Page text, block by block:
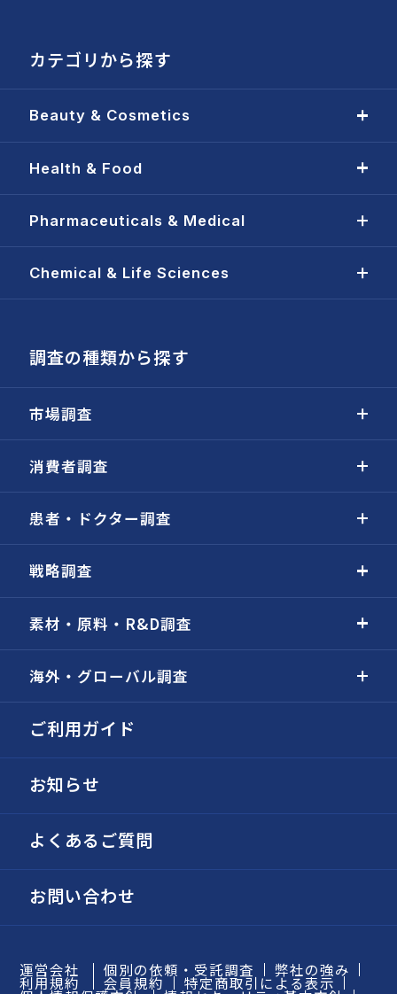
カテゴリから探す
Beauty & Cosmetics
Health & Food
Pharmaceuticals & Medical
Chemical & Life Sciences
調査の種類から探す
市場調査
消費者調査
患者・ドクター調査
戦略調査
素材・原料・R&D調査
海外・グローバル調査
ご利用ガイド
お知らせ
よくあるご質問
お問い合わせ
運営会社 個別の依頼・受託調査 弊社の強み
利用規約 会員規約 特定商取引による表示